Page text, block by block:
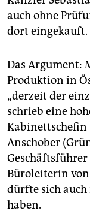
auch ohne
dort eingekauft.
Das Argument:
Produktion in
„derzeit der
schrieb eine
Kabinettschefin
Anschober
Büroleiterin von
dürfte sich
haben.